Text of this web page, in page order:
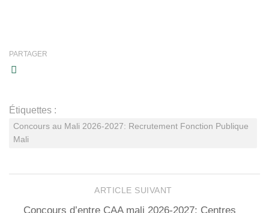
PARTAGER
Étiquettes :
Concours au Mali 2026-2027: Recrutement Fonction Publique
Mali
ARTICLE SUIVANT
Concours d’entre CAA mali 2026-2027: Centres